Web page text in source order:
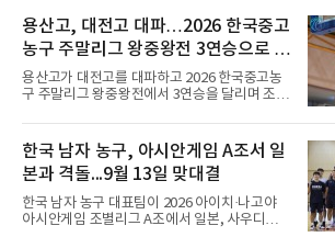
컵, K리그 U-17 챔피언십을 잇달아 제패했다.시
기도 맞물렸다. 서울은 9월 시작하는 아시아축
구연맹(AFC) 챔피언스리그2(ACL2)를 앞두고 선
수단 깊이를 더하는 동시에 유스 출신에게 국제
무대 경험을 주려 했다.면면도 다양하다. 측면 공
격수 정현웅은 돌파력이
용산고, 대전고 대파…2026 한국중고
농구 주말리그 왕중왕전 3연승으로 조
1위 16강 진출
용산고가 대전고를 대파하고 2026 한국중고농
구 주말리그 왕중왕전에서 3연승을 달리며 조 1
우슬체육관에서 열린 대회 남고부 B조 예선 3차
전에서 대전고를 상대로 주전 선수들의 고른 활
약을 앞세워 108-33으로 대승을 거뒀다.용산고
는 배대범이 22점, 김민기가 19점, 이승민이 13
점을 올리며 공격을 이끌었다. 경기 초반부터 주
도권을 잡은 용산고는 일찌감치 승기를 굳히며
대전고에 큰 점수 차 승리를 거뒀다.이로써 용산
한국 남자 농구, 아시안게임 A조서 일
본과 격돌...9월 13일 맞대결
한국 남자 농구 대표팀이 2026 아이치·나고야
아시안게임 조별리그 A조에서 일본, 사우디아라